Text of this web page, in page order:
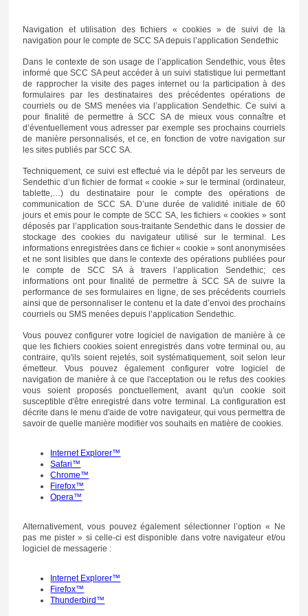
Navigation et utilisation des fichiers « cookies » de suivi de la
navigation pour le compte de SCC SA depuis l’application Sendethic
Dans le contexte de son usage de l’application Sendethic, vous êtes
informé que SCC SA peut accéder à un suivi statistique lui permettant
de rapprocher la visite des pages internet ou la participation à des
formulaires par les destinataires des précédentes opérations de
courriels ou de SMS menées via l’application Sendethic. Ce suivi a
pour finalité de permettre à SCC SA de mieux vous connaître et
d’éventuellement vous adresser par exemple ses prochains courriels
de manière personnalisés, et ce, en fonction de votre navigation sur
les sites publiés par SCC SA.
Techniquement, ce suivi est effectué via le dépôt par les serveurs de
Sendethic d’un fichier de format « cookie » sur le terminal (ordinateur,
tablette,…) du destinataire pour le compte des opérations de
communication de SCC SA. D’une durée de validité initiale de 60
jours et emis pour le compte de SCC SA, les fichiers « cookies » sont
déposés par l’application sous-traitante Sendethic dans le dossier de
stockage des cookies du navigateur utilisé sur le terminal. Les
informations enregistrées dans ce fichier « cookie » sont anonymisées
et ne sont lisibles que dans le contexte des opérations publiées pour
le compte de SCC SA à travers l’application Sendethic; ces
informations ont pour finalité de permettre à SCC SA de suivre la
performance de ses formulaires en ligne, de ses précédents courriels
ainsi que de personnaliser le contenu et la date d’envoi des prochains
courriels ou SMS menées depuis l’application Sendethic.
Vous pouvez configurer votre logiciel de navigation de manière à ce
que les fichiers cookies soient enregistrés dans votre terminal ou, au
contraire, qu'ils soient rejetés, soit systématiquement, soit selon leur
émetteur. Vous pouvez également configurer votre logiciel de
navigation de manière à ce que l'acceptation ou le refus des cookies
vous soient proposés ponctuellement, avant qu'un cookie soit
susceptible d'être enregistré dans votre terminal. La configuration est
décrite dans le menu d'aide de votre navigateur, qui vous permettra de
savoir de quelle manière modifier vos souhaits en matière de cookies.
Internet Explorer™
Safari™
Chrome™
Firefox™
Opera™
Alternativement, vous pouvez également sélectionner l’option « Ne
pas me pister » si celle-ci est disponible dans votre navigateur et/ou
logiciel de messagerie :
Internet Explorer™
Firefox™
Thunderbird™